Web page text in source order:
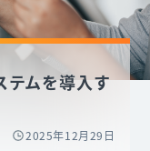
テムを導入す
2025年12月29日